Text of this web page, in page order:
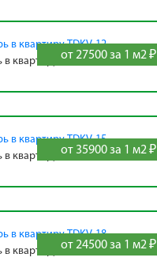
от 27500 за 1 м2 ₽
в квартиру TDKV-12
от 35900 за 1 м2 ₽
в квартиру TDKV-15
от 24500 за 1 м2 ₽
в квартиру TDKV-18